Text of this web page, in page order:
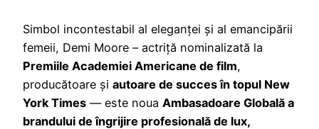
Simbol incontestabil al eleganței și al emancipării
femeii, Demi Moore – actriță nominalizată la
Premiile Academiei Americane de film,
producătoare și autoare de succes în topul New
York Times — este noua Ambasadoare Globală a
brandului de îngrijire profesională de lux,